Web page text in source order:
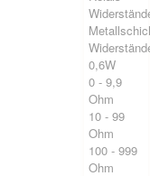
0,6W
0 - 9,9
Ohm
10 - 99
Ohm
100 - 999
Ohm